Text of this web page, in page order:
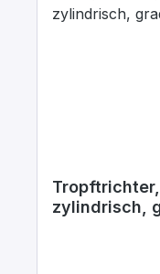
Tropftrichter,
zylindrisch,